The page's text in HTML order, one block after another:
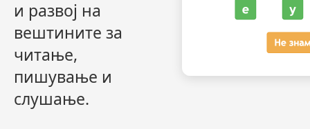
и развој на
вештините за
читање,
пишување и
слушање.